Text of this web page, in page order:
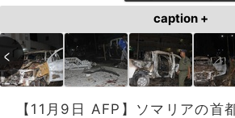
caption +
【11月9日 AFP】ソマリアの首